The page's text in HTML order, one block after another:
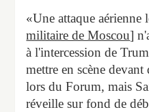
«Une attaque
militaire de Moscou]
à l'intercession de
mettre en scène
lors du Forum, mais
réveille sur fond de